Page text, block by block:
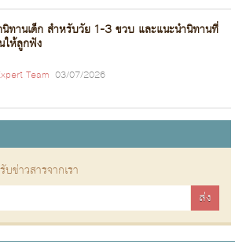
นิทานเด็ก สำหรับวัย 1-3 ขวบ และแนะนำนิทานที่
ให้ลูกฟัง
Team 03/07/2026
ข่าวสารจากเรา